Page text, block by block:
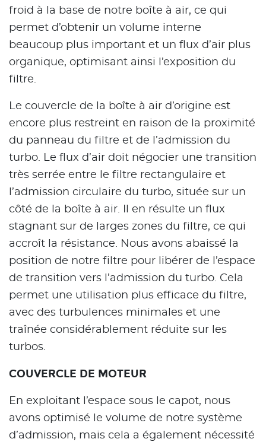
froid à la base de notre boîte à air, ce qui
permet d’obtenir un volume interne
beaucoup plus important et un flux d’air plus
organique, optimisant ainsi l’exposition du
filtre.
Le couvercle de la boîte à air d’origine est
encore plus restreint en raison de la proximité
du panneau du filtre et de l’admission du
turbo. Le flux d’air doit négocier une transition
très serrée entre le filtre rectangulaire et
l’admission circulaire du turbo, située sur un
côté de la boîte à air. Il en résulte un flux
stagnant sur de larges zones du filtre, ce qui
accroît la résistance. Nous avons abaissé la
position de notre filtre pour libérer de l’espace
de transition vers l’admission du turbo. Cela
permet une utilisation plus efficace du filtre,
avec des turbulences minimales et une
traînée considérablement réduite sur les
turbos.
COUVERCLE DE MOTEUR
En exploitant l’espace sous le capot, nous
avons optimisé le volume de notre système
d’admission, mais cela a également nécessité